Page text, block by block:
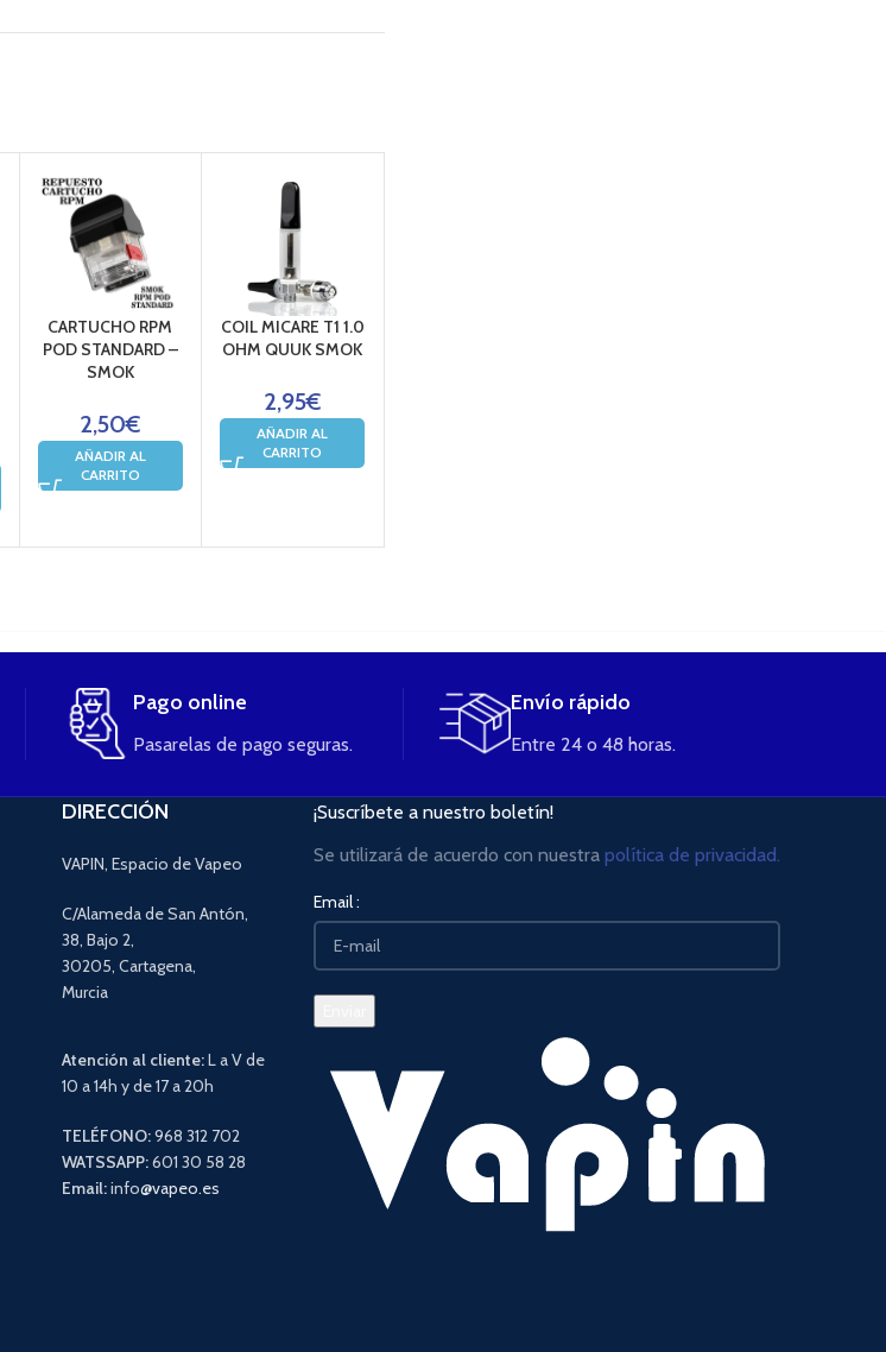
CARTUCHO RPM
POD STANDARD –
SMOK
2,50€
AÑADIR AL
CARRITO
COIL MICARE T1 1.0
OHM QUUK SMOK
2,95€
AÑADIR AL
CARRITO
Pago online
Pasarelas de pago seguras.
Envío rápido
Entre 24 o 48 horas.
DIRECCIÓN
VAPIN, Espacio de Vapeo
C/Alameda de San Antón,
38, Bajo 2,
30205, Cartagena,
Murcia
Atención al cliente:L a V de
10 a 14h y de 17 a 20h
TELÉFONO:968 312 702
WATSSAPP:601 30 58 28
Email:info@vapeo.es
¡Suscríbete a nuestro boletín!
Se utilizará de acuerdo con nuestra política de privacidad.
Email :